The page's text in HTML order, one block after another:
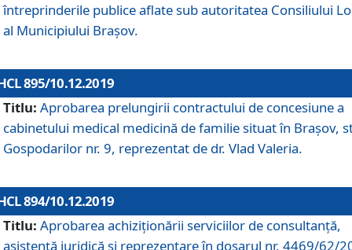
întreprinderile publice aflate sub autoritatea Consiliului
al Municipiului Brașov.
895/10.12.2019
Titlu: Aprobarea prelungirii contractului de concesiune a
cabinetului medical medicină de familie situat în Braşov,
Gospodarilor nr. 9, reprezentat de dr. Vlad Valeria.
894/10.12.2019
Titlu: Aprobarea achiziţionării serviciilor de consultanţă,
asistenţă juridică şi reprezentare în dosarul nr. 4469/62/